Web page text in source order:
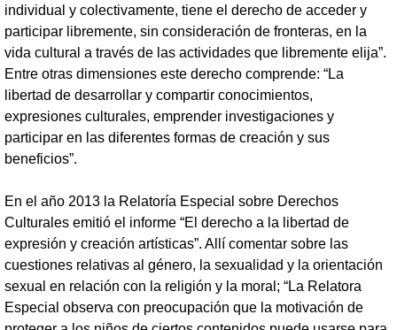
individual y colectivamente, tiene el derecho de acceder y
participar libremente, sin consideración de fronteras, en la
vida cultural a través de las actividades que libremente elija”.
Entre otras dimensiones este derecho comprende: “La
libertad de desarrollar y compartir conocimientos,
expresiones culturales, emprender investigaciones y
participar en las diferentes formas de creación y sus
beneficios”.
En el año 2013 la Relatoría Especial sobre Derechos
Culturales emitió el informe “El derecho a la libertad de
expresión y creación artísticas”. Allí comentar sobre las
cuestiones relativas al género, la sexualidad y la orientación
sexual en relación con la religión y la moral; “La Relatora
Especial observa con preocupación que la motivación de